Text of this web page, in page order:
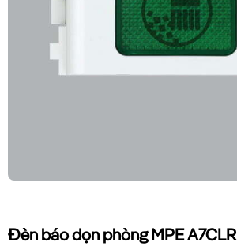
Đèn báo dọn phòng MPE A7CLR